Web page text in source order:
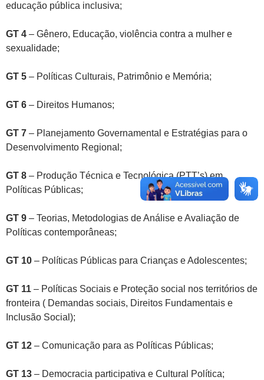
educação pública inclusiva;
GT 4 – Gênero, Educação, violência contra a mulher e
sexualidade;
GT 5 – Políticas Culturais, Patrimônio e Memória;
GT 6 – Direitos Humanos;
GT 7 – Planejamento Governamental e Estratégias para o
Desenvolvimento Regional;
GT 8 – Produção Técnica e Tecnológica (PTT’s) em
Políticas Públicas;
GT 9 – Teorias, Metodologias de Análise e Avaliação de
Políticas contemporâneas;
GT 10 – Políticas Públicas para Crianças e Adolescentes;
GT 11 – Políticas Sociais e Proteção social nos territórios de
fronteira ( Demandas sociais, Direitos Fundamentais e
Inclusão Social);
GT 12 – Comunicação para as Políticas Públicas;
GT 13 – Democracia participativa e Cultural Política;